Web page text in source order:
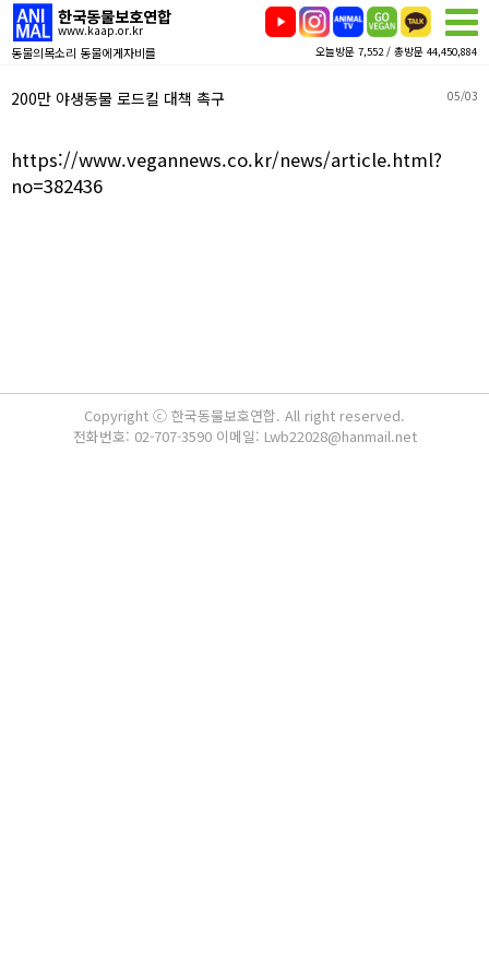
한국동물보호연합
www.kaap.or.kr
동물의목소리 동물에게자비를 오늘방문 7,552 / 총방문 44,450,884
200만 야생동물 로드킬 대책 촉구 05/03
https://www.vegannews.co.kr/news/article.html?
no=382436
Copyright ⓒ 한국동물보호연합. All right reserved.
전화번호: 02-707-3590 이메일: Lwb22028@hanmail.net